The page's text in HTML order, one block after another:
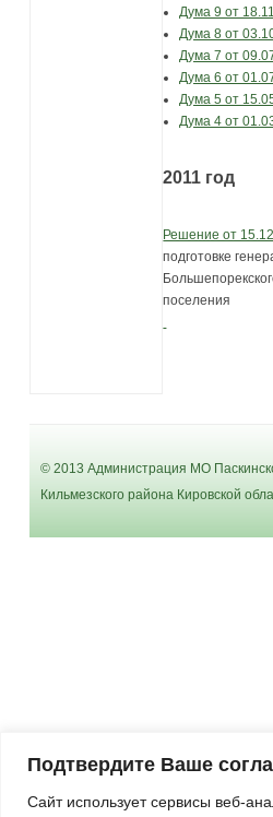
Подтвердите Ваше
Сайт использует сервисы веб-
Дума 9 от
Дума 8 от
Дума 7 от
Дума 6 от
Дума 5 от
Дума 4 от
2011 год
Решение от
подготовке
поселения
© 2013 Администрация МО
Кильмезского района Кировской